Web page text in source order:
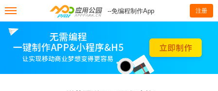
--免编程制作App 注册